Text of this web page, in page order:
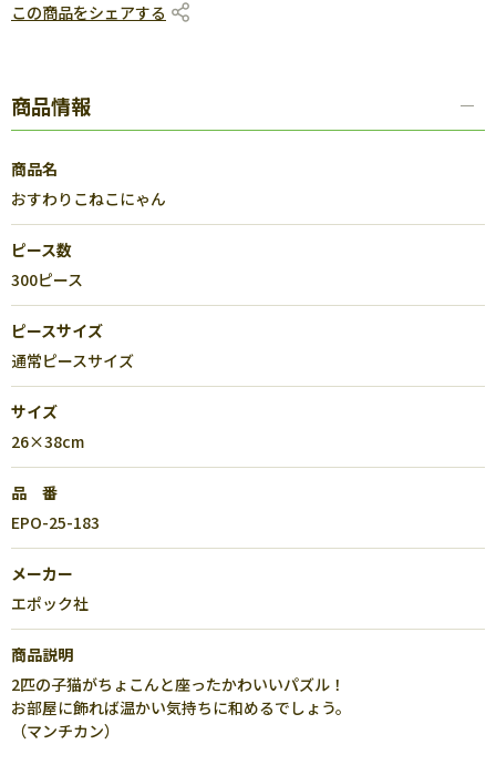
この商品をシェアする
商品情報
商品名
おすわりこねこにゃん
ピース数
300ピース
ピースサイズ
通常ピースサイズ
サイズ
26×38cm
品 番
EPO-25-183
メーカー
エポック社
商品説明
2匹の子猫がちょこんと座ったかわいいパズル！
お部屋に飾れば温かい気持ちに和めるでしょう。
（マンチカン）